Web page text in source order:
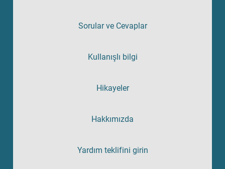
Sorular ve Cevaplar
Kullanışlı bilgi
Hikayeler
Hakkımızda
Yardım teklifini girin